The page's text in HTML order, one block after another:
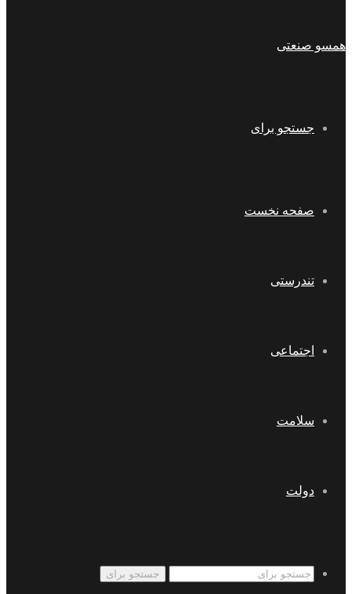
همسو صنعتی
جستجو برای
صفحه نخست
تندرستی
اجتماعی
سلامت
دولت
جستجو برای